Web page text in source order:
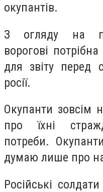
окупантів.
З огляду на
ворогові
для звіту перед
росії.
Окупанти зовсім
про їхні
потреби.
думаю лише про
Російські